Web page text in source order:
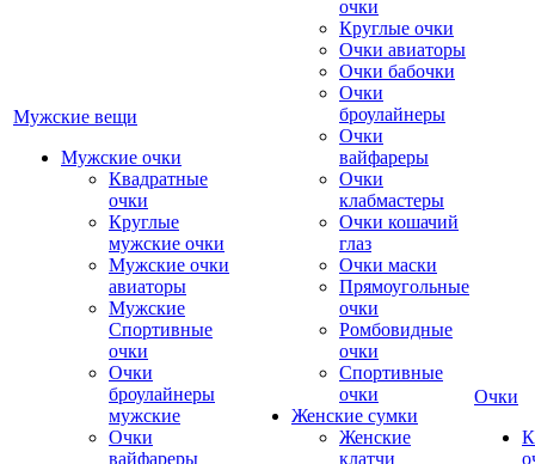
Мужские вещи
Мужские очки
Квадратные
очки
Круглые
мужские очки
Мужские очки
авиаторы
Мужские
Спортивные
очки
Очки
броулайнеры
мужские
Очки
вайфареры
очки
Круглые очки
Очки авиаторы
Очки бабочки
Очки
броулайнеры
Очки
вайфареры
Очки
клабмастеры
Очки кошачий
глаз
Очки маски
Прямоугольные
очки
Ромбовидные
очки
Спортивные
очки
Женские сумки
Женские
клатчи
Очки